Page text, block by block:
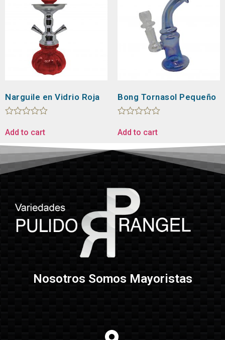
Narguile en Vidrio Roja
0
of
5
Add to cart
Bong Tornasol Pequeño
0
5
Add to cart
Nosotros Somos Mayoristas